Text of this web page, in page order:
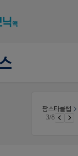
팜스타클럽
3/8
국 마케팅 성공사례